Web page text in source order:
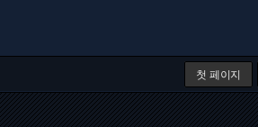
첫 페이지